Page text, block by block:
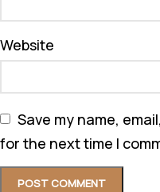
Website
Save my name,
for the next time I